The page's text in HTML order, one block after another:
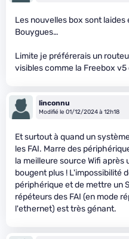
Les nouvelles box sont
Bouygues…
Limite je préférerais un
visibles comme la Freebox
linconnu
Modifié le 01/12/2024 à 12h18
Et surtout à quand un
les FAI. Marre des
la meilleure source Wifi
bougent plus ! L'impossibilité
périphérique et de mettre un
répéteurs des FAI (en mode
l'ethernet) est très génant.